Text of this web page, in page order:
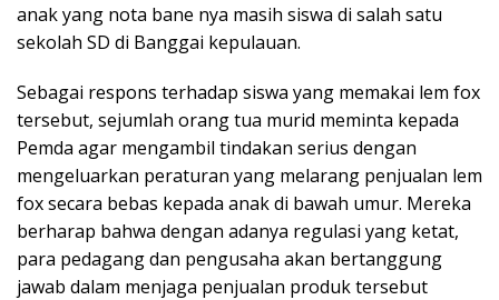
anak yang nota bane nya masih siswa di salah satu
sekolah SD di Banggai kepulauan.
Sebagai respons terhadap siswa yang memakai lem fox
tersebut, sejumlah orang tua murid meminta kepada
Pemda agar mengambil tindakan serius dengan
mengeluarkan peraturan yang melarang penjualan lem
fox secara bebas kepada anak di bawah umur. Mereka
berharap bahwa dengan adanya regulasi yang ketat,
para pedagang dan pengusaha akan bertanggung
jawab dalam menjaga penjualan produk tersebut